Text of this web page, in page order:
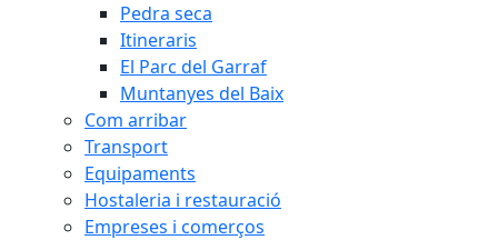
Pedra seca
Itineraris
El Parc del Garraf
Muntanyes del Baix
Com arribar
Transport
Equipaments
Hostaleria i restauració
Empreses i comerços